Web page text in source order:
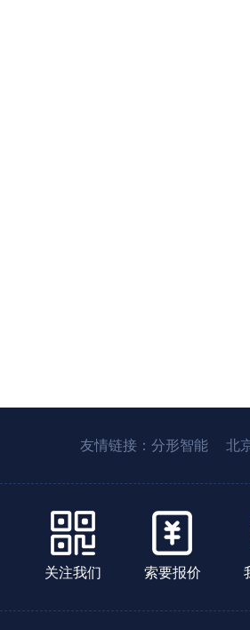
友情链接： 分形智能 北
关注我们 索要报价